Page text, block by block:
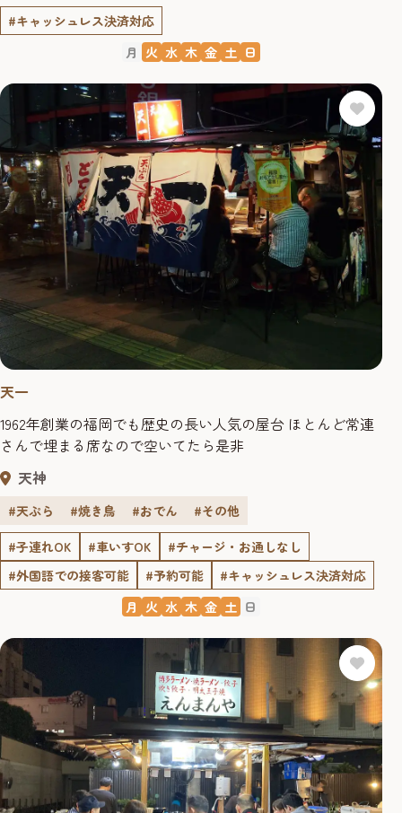
#キャッシュレス決済対応
月 火 水 木 金 土 日
天一
1962年創業の福岡でも歴史の長い人気の屋台 ほとんど常連
さんで埋まる席なので空いてたら是非
天神
#天ぷら #焼き鳥 #おでん
#その他
#子連れOK
#車いすOK
#チャージ・お通しなし
#外国語での接客可能
#予約可能
#キャッシュレス決済対応
月 火 水 木 金 土 日